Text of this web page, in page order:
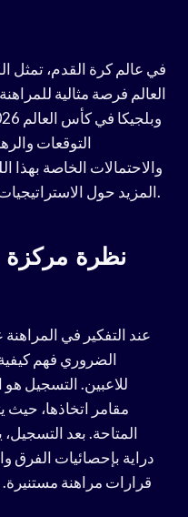
في عالم كرة القدم، تمثل
العالم فرصة مثالية
التوقعات
والاحتمالات الخاصة بهذا
المزيد حول الاستراتيجيات الفعالة وكيفية زيادة فرص الفوز.
نظرة
عند التفكير في
الضروري فهم
للاعبين. التسجيل
مقامر اتخاذها،
المتاحة. بعد
دراية بإحصائيات الفرق
قرارات مراهنة